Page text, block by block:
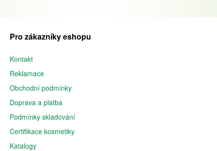
Pro zákazníky eshopu
Kontakt
Reklamace
Obchodní podmínky
Doprava a platba
Podmínky skladování
Certifikace kosmetiky
Katalogy